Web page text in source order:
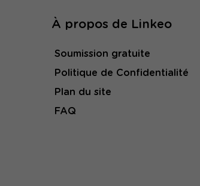
À propos de Linkeo
Soumission gratuite
Politique de Confidentialité
Plan du site
FAQ